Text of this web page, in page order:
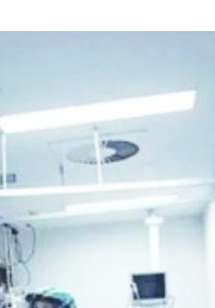
hastalığının